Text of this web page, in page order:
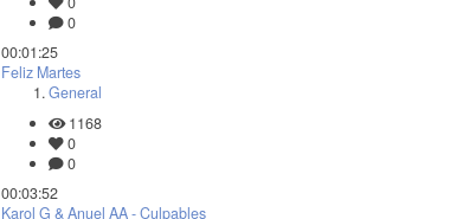
0
00:01:25
Feliz Martes
General
1168
0
0
00:03:52
Karol G & Anuel AA - Culpables